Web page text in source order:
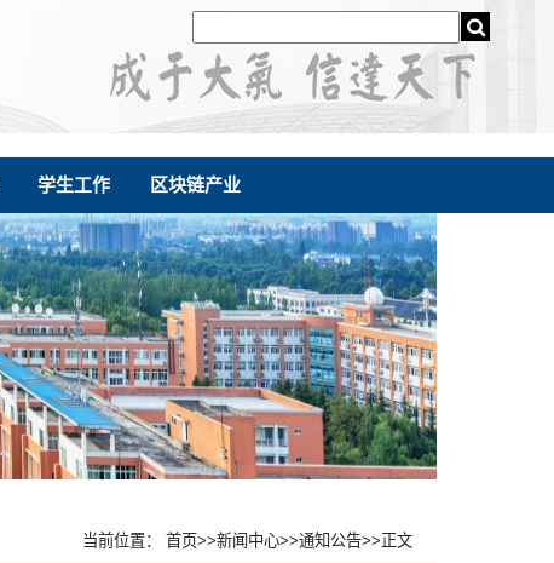
学生工作 区块链产业
当前位置： 首页>>新闻中心>>通知公告>> 正文